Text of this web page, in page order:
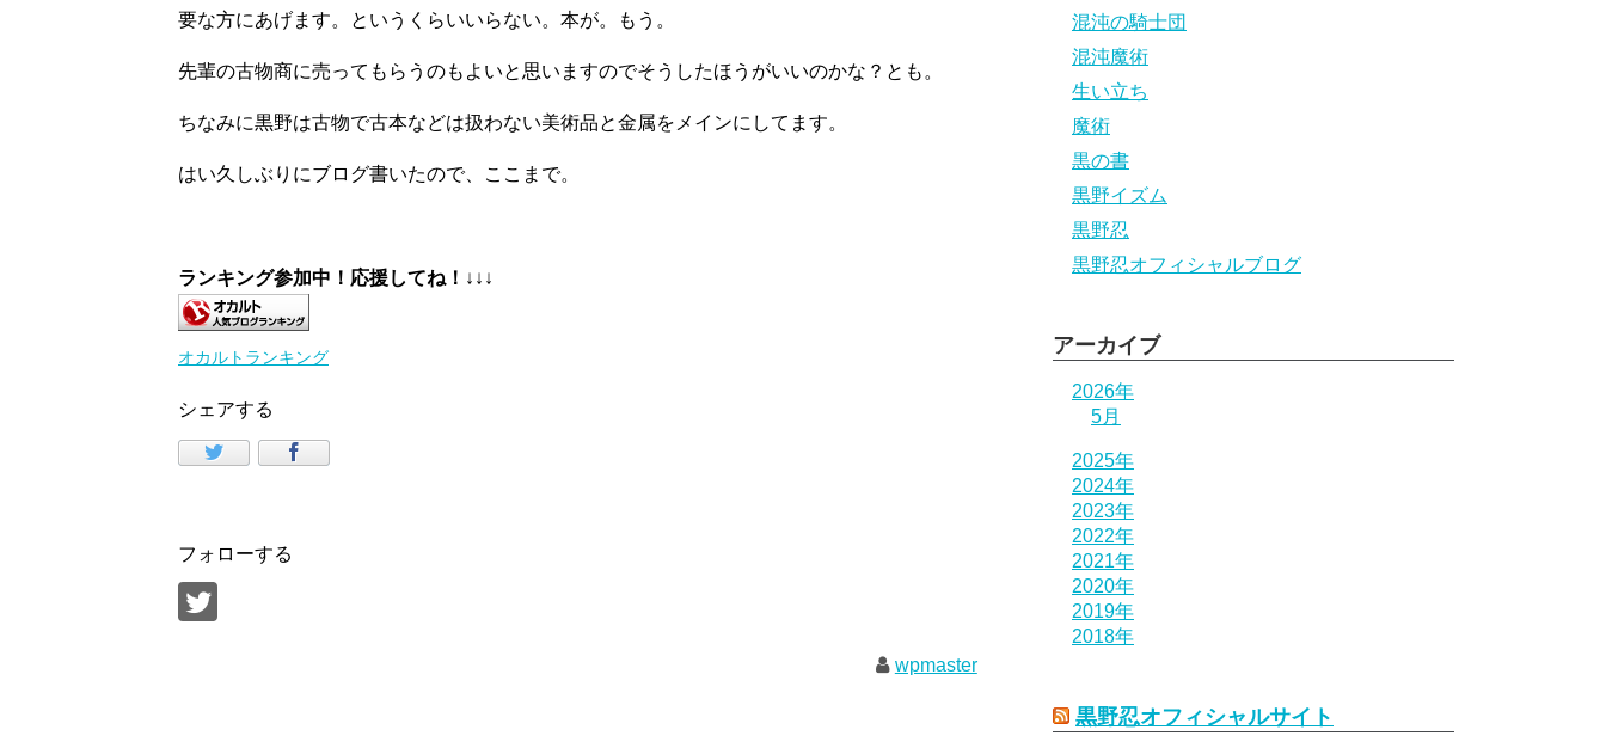
要な方にあげます。というくらいいらない。本が。もう。
先輩の古物商に売ってもらうのもよいと思いますのでそうしたほうがいいのかな？とも。
ちなみに黒野は古物で古本などは扱わない美術品と金属をメインにしてます。
はい久しぶりにブログ書いたので、ここまで。
ランキング参加中！応援してね！ ↓↓↓
オカルトランキング
シェアする
フォローする
wpmaster
混沌の騎士団
混沌魔術
生い立ち
魔術
黒の書
黒野イズム
黒野忍
黒野忍オフィシャルブログ
アーカイブ
2026年
5月
2025年
2024年
2023年
2022年
2021年
2020年
2019年
2018年
黒野忍オフィシャルサイト